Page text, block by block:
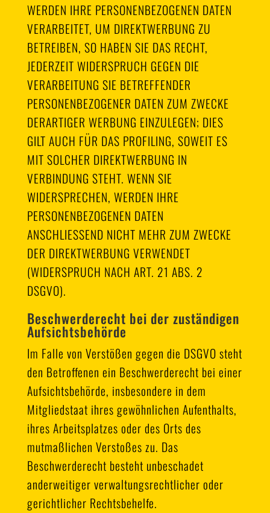
WERDEN IHRE PERSONENBEZOGENEN DATEN
VERARBEITET, UM DIREKTWERBUNG ZU
BETREIBEN, SO HABEN SIE DAS RECHT,
JEDERZEIT WIDERSPRUCH GEGEN DIE
VERARBEITUNG SIE BETREFFENDER
PERSONENBEZOGENER DATEN ZUM ZWECKE
DERARTIGER WERBUNG EINZULEGEN; DIES
GILT AUCH FÜR DAS PROFILING, SOWEIT ES
MIT SOLCHER DIREKTWERBUNG IN
VERBINDUNG STEHT. WENN SIE
WIDERSPRECHEN, WERDEN IHRE
PERSONENBEZOGENEN DATEN
ANSCHLIESSEND NICHT MEHR ZUM ZWECKE
DER DIREKTWERBUNG VERWENDET
(WIDERSPRUCH NACH ART. 21 ABS. 2
DSGVO).
Beschwerde­recht bei der zuständigen
Aufsichts­behörde
Im Falle von Verstößen gegen die DSGVO steht
den Betroffenen ein Beschwerderecht bei einer
Aufsichtsbehörde, insbesondere in dem
Mitgliedstaat ihres gewöhnlichen Aufenthalts,
ihres Arbeitsplatzes oder des Orts des
mutmaßlichen Verstoßes zu. Das
Beschwerderecht besteht unbeschadet
anderweitiger verwaltungsrechtlicher oder
gerichtlicher Rechtsbehelfe.